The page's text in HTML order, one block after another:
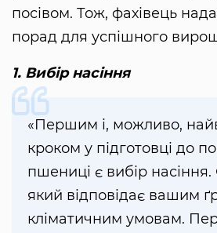
посівом. Тож, фахівець
порад для успішного
1. Вибір насіння
«Першим і, можливо,
кроком у підготовці до
пшениці є вибір насіння.
який відповідає вашим
кліматичним умовам.